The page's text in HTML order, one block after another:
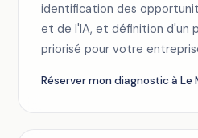
identification des
et de l'IA, et définition d'un
priorisé pour votre
Réserver mon diagnostic à Le